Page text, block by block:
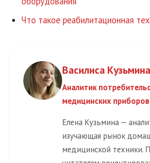
Что такое реабилитационная
Василиса Кузьмина
Аналитик
медицинских приборов
Елена Кузьмина —
изучающая рынок
медицинской техники.